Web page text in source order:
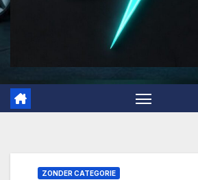
ZONDER CATEGORIE